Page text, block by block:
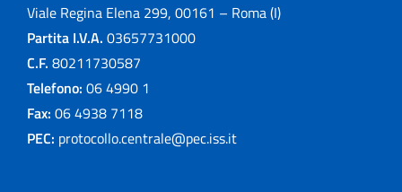
Viale Regina Elena 299, 00161 – Roma (I)
Partita I.V.A. 03657731000
C.F. 80211730587
Telefono: 06 4990 1
Fax: 06 4938 7118
PEC: protocollo.centrale@pec.iss.it